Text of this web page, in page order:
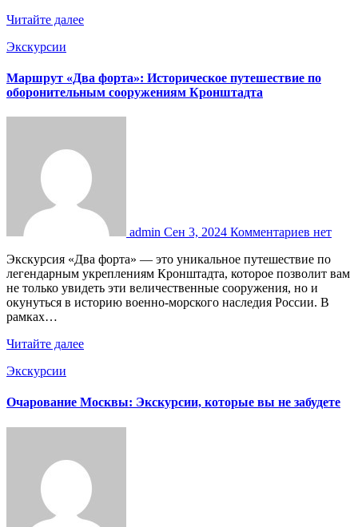
Читайте далее
Экскурсии
Маршрут «Два форта»: Историческое путешествие по
оборонительным сооружениям Кронштадта
admin Сен 3, 2024 Комментариев нет
Экскурсия «Два форта» — это уникальное путешествие по
легендарным укреплениям Кронштадта, которое позволит вам
не только увидеть эти величественные сооружения, но и
окунуться в историю военно-морского наследия России. В
рамках…
Читайте далее
Экскурсии
Очарование Москвы: Экскурсии, которые вы не забудете